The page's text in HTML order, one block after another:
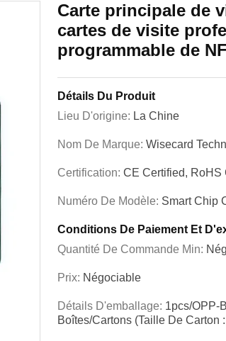
Carte principale de
cartes de visite
programmable de
Détails Du Produit
Lieu D'origine: La Chine
Nom De Marque: Wisecard
Certification: CE Certified, RoHS
Numéro De Modèle: Smart Chip
Conditions De Paiement Et
Quantité De Commande Min:
Prix: Négociable
Détails D'emballage: 1pcs/OPP-
Boîtes/cartons (taille De Carton